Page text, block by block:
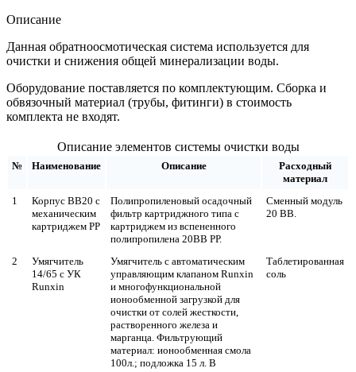
Описание
Данная обратноосмотическая система используется для
очистки и снижения общей минерализации воды.
Оборудование поставляется по комплектующим. Сборка и
обвязочный материал (трубы, фитинги) в стоимость
комплекта не входят.
Описание элементов системы очистки воды
№ Наименование Описание
Расходный
материал
1
Корпус BB20 с
механическим
картриджем РР
Полипропиленовый осадочный
фильтр картриджного типа с
картриджем из вспененного
полипропилена 20ВВ РР.
Сменный модуль
20 ВВ.
2
Умягчитель
14/65 с УК
Runxin
Умягчитель с автоматическим
управляющим клапаном Runxin
и многофункциональной
ионообменной загрузкой для
очистки от солей жесткости,
растворенного железа и
марганца. Фильтрующий
материал: ионообменная смола
100л.; подложка 15 л. В
Таблетированная
соль